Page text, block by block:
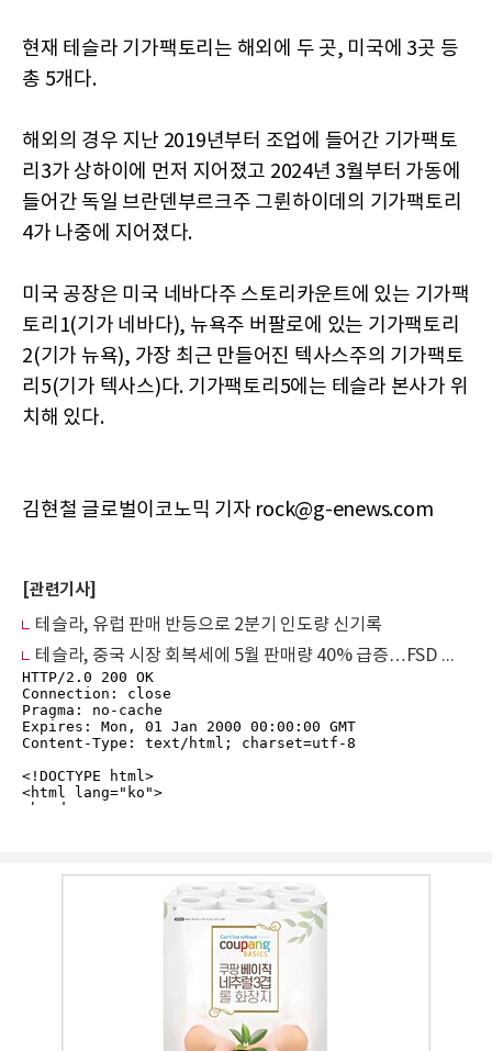
현재 테슬라 기가팩토리는 해외에 두 곳, 미국에 3곳 등
총 5개다.
해외의 경우 지난 2019년부터 조업에 들어간 기가팩토
리3가 상하이에 먼저 지어졌고 2024년 3월부터 가동에
들어간 독일 브란덴부르크주 그륀하이데의 기가팩토리
4가 나중에 지어졌다.
미국 공장은 미국 네바다주 스토리카운트에 있는 기가팩
토리1(기가 네바다), 뉴욕주 버팔로에 있는 기가팩토리
2(기가 뉴욕), 가장 최근 만들어진 텍사스주의 기가팩토
리5(기가 텍사스)다. 기가팩토리5에는 테슬라 본사가 위
치해 있다.
김현철 글로벌이코노믹 기자 rock@g-enews.com
[관련기사]
테슬라, 유럽 판매 반등으로 2분기 인도량 신기록
테슬라, 중국 시장 회복세에 5월 판매량 40% 급증…FSD 논란은 여전